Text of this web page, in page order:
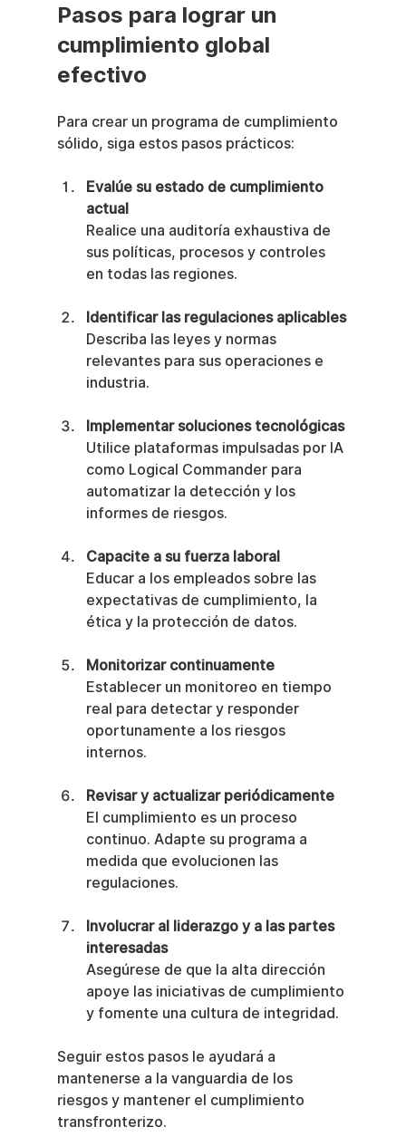
Pasos para lograr un
cumplimiento global
efectivo
Para crear un programa de cumplimiento
sólido, siga estos pasos prácticos:
Evalúe su estado de cumplimiento
actual
Realice una auditoría exhaustiva de
sus políticas, procesos y controles
en todas las regiones.
Identificar las regulaciones aplicables
Describa las leyes y normas
relevantes para sus operaciones e
industria.
Implementar soluciones tecnológicas
Utilice plataformas impulsadas por IA
como Logical Commander para
automatizar la detección y los
informes de riesgos.
Capacite a su fuerza laboral
Educar a los empleados sobre las
expectativas de cumplimiento, la
ética y la protección de datos.
Monitorizar continuamente
Establecer un monitoreo en tiempo
real para detectar y responder
oportunamente a los riesgos
internos.
Revisar y actualizar periódicamente
El cumplimiento es un proceso
continuo. Adapte su programa a
medida que evolucionen las
regulaciones.
Involucrar al liderazgo y a las partes
interesadas
Asegúrese de que la alta dirección
apoye las iniciativas de cumplimiento
y fomente una cultura de integridad.
Seguir estos pasos le ayudará a
mantenerse a la vanguardia de los
riesgos y mantener el cumplimiento
transfronterizo.